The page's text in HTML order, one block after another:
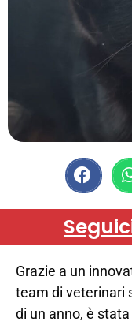
Grazie a un
team di veterinari
di un anno, è